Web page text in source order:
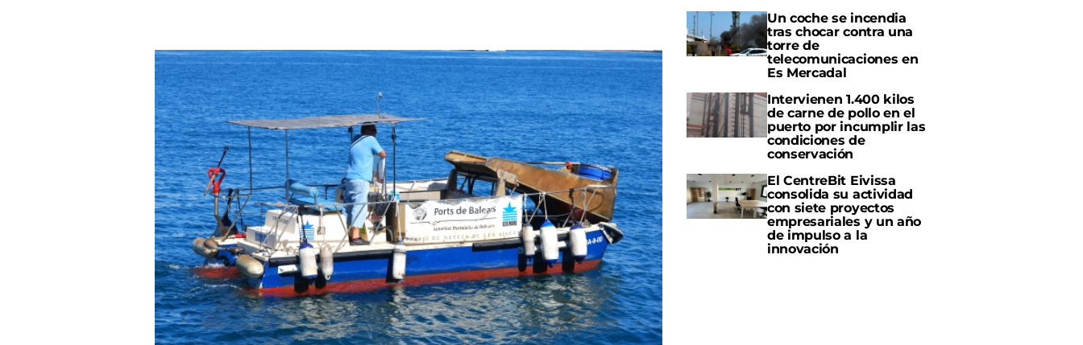
Un coche se incendia
tras chocar contra una
torre de
telecomunicaciones en
Es Mercadal
Intervienen 1.400 kilos
de carne de pollo en el
puerto por incumplir las
condiciones de
conservación
El CentreBit Eivissa
consolida su actividad
con siete proyectos
empresariales y un año
de impulso a la
innovación